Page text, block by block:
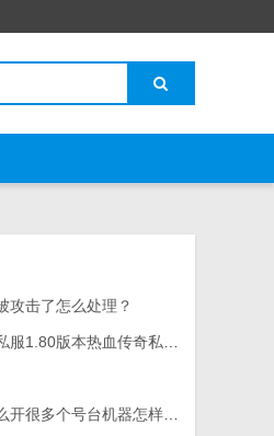
攻击了怎么处理？
版本热血传奇私服附攻略
机器怎样能开多个号啊 有办法多开吗